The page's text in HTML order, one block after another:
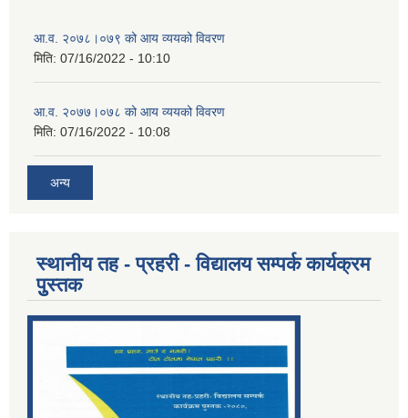
आ.व. २०७८।०७९ को आय व्ययको विवरण
मिति: 07/16/2022 - 10:10
आ.व. २०७७।०७८ को आय व्ययको विवरण
मिति: 07/16/2022 - 10:08
अन्य
स्थानीय तह - प्रहरी - विद्यालय सम्पर्क कार्यक्रम
पुुस्तक